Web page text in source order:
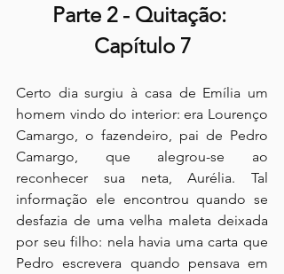
Parte 2 - Quitação:
Capítulo 7
Certo dia surgiu à casa de Emília um
homem vindo do interior: era Lourenço
Camargo, o fazendeiro, pai de Pedro
Camargo, que alegrou-se ao
reconhecer sua neta, Aurélia. Tal
informação ele encontrou quando se
desfazia de uma velha maleta deixada
por seu filho: nela havia uma carta que
Pedro escrevera quando pensava em